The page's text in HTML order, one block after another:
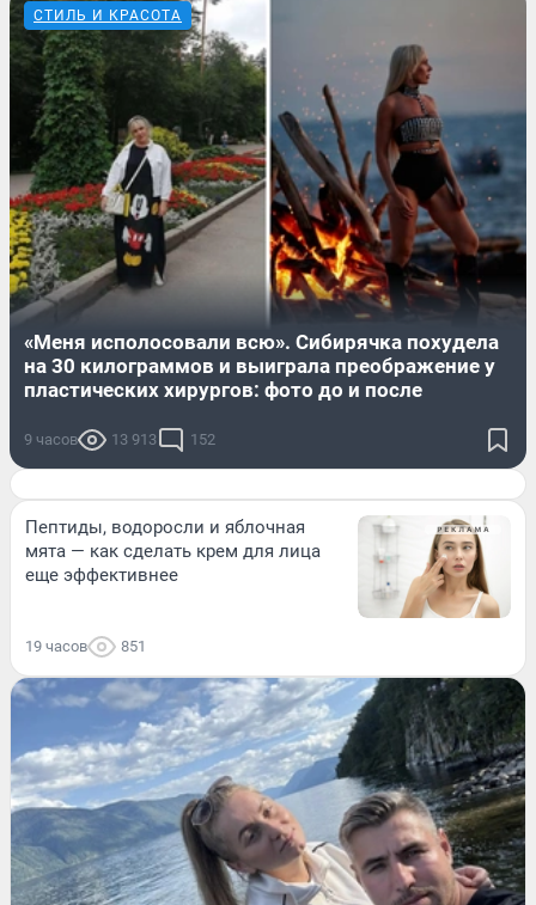
СТИЛЬ И КРАСОТА
«Меня исполосовали всю». Сибирячка похудела
на 30 килограммов и выиграла преображение у
пластических хирургов: фото до и после
9 часов 13 913 152
Пептиды, водоросли и яблочная
мята — как сделать крем для лица
еще эффективнее
19 часов 851